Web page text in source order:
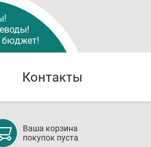
Контакты
Ваша корзина
покупок пуста